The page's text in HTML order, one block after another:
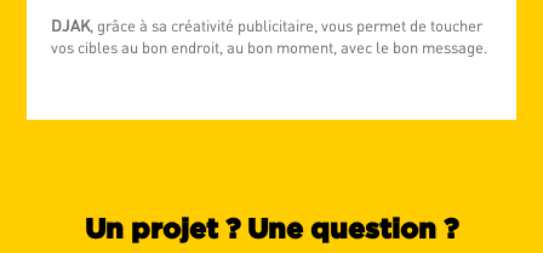
DJAK, grâce à sa créativité publicitaire, vous permet de toucher
vos cibles au bon endroit, au bon moment, avec le bon message.
Un projet ? Une question ?